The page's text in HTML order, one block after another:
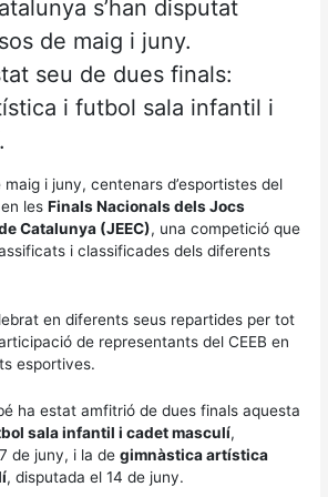
s’han disputat
de maig i juny.
seu de dues finals:
i futbol sala infantil i
i juny, centenars d’esportistes del
en lesFinals Nacionals dels Jocs
Catalunya (JEEC), una competició que
i classificades dels diferents
en diferents seus repartides per tot
de representants del CEEB en
esportives.
ha estat amfitrió de dues finals aquesta
sala infantil i cadet masculí,
de juny, i la degimnàstica artística
, disputada el 14 de juny.